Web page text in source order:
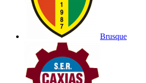
Brusque